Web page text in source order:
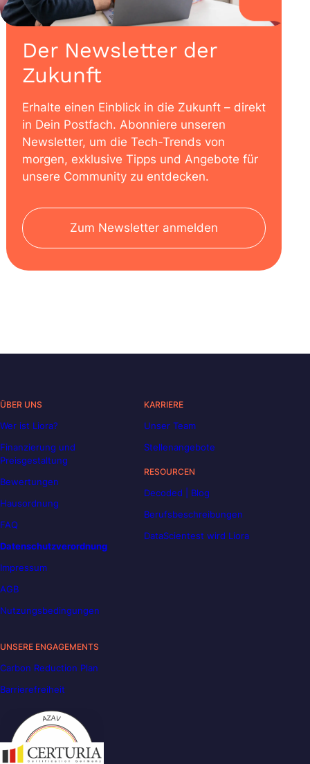
Der Newsletter der
Zukunft
Erhalte einen Einblick in die Zukunft – direkt
in Dein Postfach. Abonniere unseren
Newsletter, um die Tech-Trends von
morgen, exklusive Tipps und Angebote für
unsere Community zu entdecken.
Zum Newsletter anmelden
ÜBER UNS
Wer ist Liora?
Finanzierung und
Preisgestaltung
Bewertungen
Hausordnung
FAQ
Datenschutzverordnung
Impressum
AGB
Nutzungsbedingungen
KARRIERE
Unser Team
Stellenangebote
RESOURCEN
Decoded | Blog
Berufsbeschreibungen
DataScientest wird Liora
UNSERE ENGAGEMENTS
Carbon Reduction Plan
Barrierefreiheit